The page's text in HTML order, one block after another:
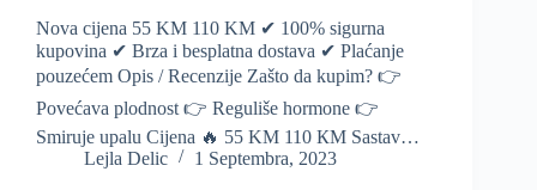
Nova cijena 55 KM 110 KM ✔ 100% sigurna
kupovina ✔ Brza i besplatna dostava ✔ Plaćanje
pouzećem Opis / Recenzije Zašto da kupim? 👉
Povećava plodnost 👉 Reguliše hormone 👉
Smiruje upalu Cijena 🔥 55 KM 110 КМ Sastav…
Lejla Delic
1 Septembra, 2023